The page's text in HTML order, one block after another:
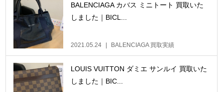
BALENCIAGA カバス ミニトート 買取いた
しました｜BICL...
2021.05.24 BALENCIAGA 買取実績
LOUIS VUITTON ダミエ サンルイ 買取いた
しました｜BIC...